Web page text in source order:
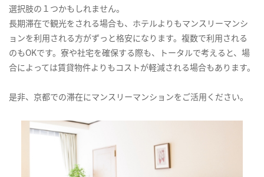
選択肢の１つかもしれません。
長期滞在で観光をされる場合も、ホテルよりもマンスリーマンシ
ョンを利用される方がずっと格安になります。複数で利用される
のもOKです。寮や社宅を確保する際も、トータルで考えると、場
合によっては賃貸物件よりもコストが軽減される場合もあります。
是非、京都での滞在にマンスリーマンションをご活用ください。